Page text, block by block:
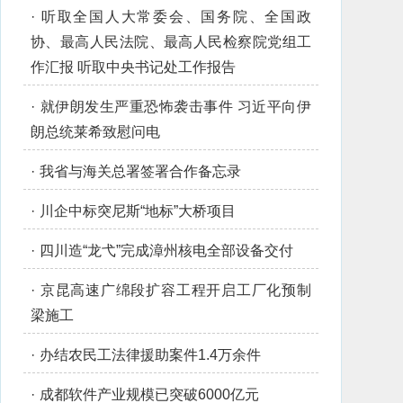
· 听取全国人大常委会、国务院、全国政
协、最高人民法院、最高人民检察院党组工
作汇报 听取中央书记处工作报告
· 就伊朗发生严重恐怖袭击事件 习近平向伊
朗总统莱希致慰问电
· 我省与海关总署签署合作备忘录
· 川企中标突尼斯“地标”大桥项目
· 四川造“龙弋”完成漳州核电全部设备交付
· 京昆高速广绵段扩容工程开启工厂化预制
梁施工
· 办结农民工法律援助案件1.4万余件
· 成都软件产业规模已突破6000亿元